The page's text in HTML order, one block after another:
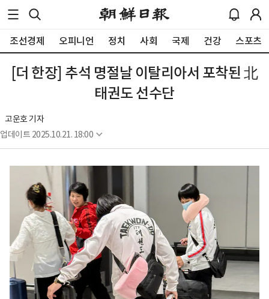
조선경제 오피니언 정치 사회 국제 건강 스포츠
[더 한장] 추석 명절날 이탈리아서 포착된 北
태권도 선수단
고운호 기자
업데이트 2025.10.21. 18:00